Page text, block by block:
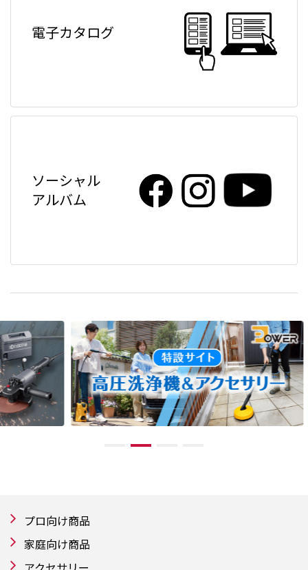
電子カタログ
ソーシャル
アルバム
プロ向け商品
家庭向け商品